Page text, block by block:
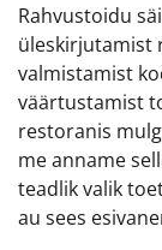
Rahvustoidu
üleskirjutamist
valmistamist
väärtustamist
restoranis
me anname
teadlik valik
au sees